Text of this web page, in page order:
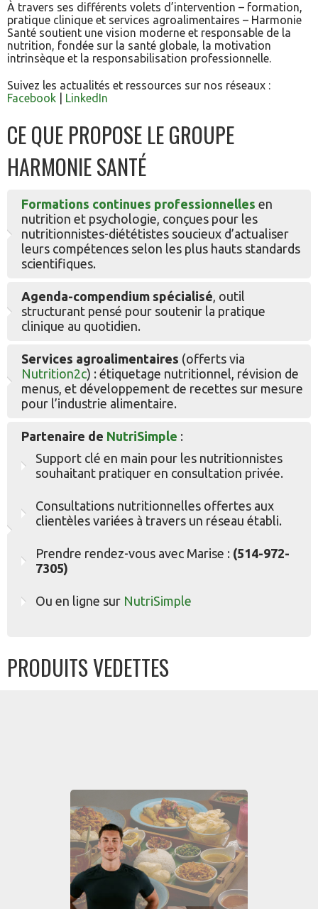
À travers ses différents volets d’intervention – formation,
pratique clinique et services agroalimentaires – Harmonie
Santé soutient une vision moderne et responsable de la
nutrition, fondée sur la santé globale, la motivation
intrinsèque et la responsabilisation professionnelle.
Suivez les actualités et ressources sur nos réseaux :
Facebook
LinkedIn
CE QUE PROPOSE LE GROUPE
HARMONIE SANTÉ
Formations continues professionnelles en
nutrition et psychologie, conçues pour les
nutritionnistes-diététistes soucieux d’actualiser
leurs compétences selon les plus hauts standards
scientifiques.
Agenda-compendium spécialisé, outil
structurant pensé pour soutenir la pratique
clinique au quotidien.
Services agroalimentaires (offerts via
Nutrition2c) : étiquetage nutritionnel, révision de
menus, et développement de recettes sur mesure
pour l’industrie alimentaire.
Partenaire de NutriSimple :
Support clé en main pour les nutritionnistes
souhaitant pratiquer en consultation privée.
Consultations nutritionnelles offertes aux
clientèles variées à travers un réseau établi.
Prendre rendez-vous avec Marise : (514-972-
7305)
Ou en ligne sur NutriSimple
PRODUITS VEDETTES